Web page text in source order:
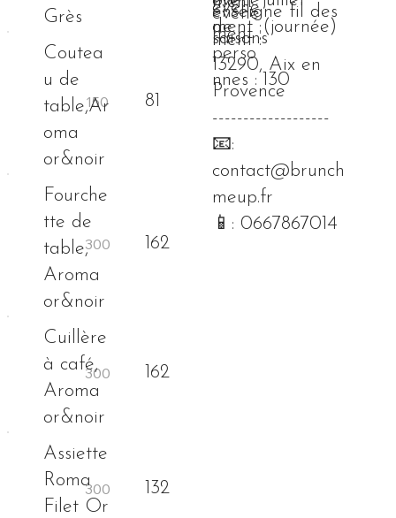
Grès
Coutea
u de
table,Ar
oma
or&noir
81
Fourche
tte de
table,
Aroma
or&noir
162
Cuillère
à café,
Aroma
or&noir
162
Assiette
Roma
Filet Or
132
enseigne fil des
saisons
13290, Aix en
Provence
-------------------
📧:
contact@brunch
meup.fr
📱: 0667867014
de
perso
nnes :
événe
ment :
130
(journée)
ment :
événe
ment :